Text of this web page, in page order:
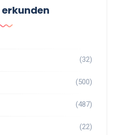
(32)
(500)
(487)
(22)